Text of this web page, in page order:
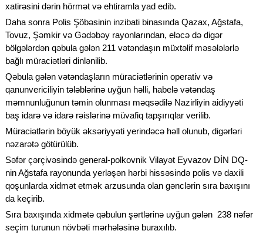
xatirəsini dərin hörmət və ehtiramla yad edib.
Daha sonra Polis Şöbəsinin inzibati binasında Qazax, Ağstafa,
Tovuz, Şəmkir və Gədəbəy rayonlarından, eləcə də digər
bölgələrdən qəbula gələn 211 vətəndaşın müxtəlif məsələlərlə
bağlı müraciətləri dinlənilib.
Qəbula gələn vətəndaşların müraciətlərinin operativ və
qanunvericiliyin tələblərinə uyğun həlli, habelə vətəndaş
məmnunluğunun təmin olunması məqsədilə Nazirliyin aidiyyəti
baş idarə və idarə rəislərinə müvafiq tapşırıqlar verilib.
Müraciətlərin böyük əksəriyyəti yerindəcə həll olunub, digərləri
nəzarətə götürülüb.
Səfər çərçivəsində general-polkovnik Vilayət Eyvazov DİN DQ-
nin Ağstafa rayonunda yerləşən hərbi hissəsində polis və daxili
qoşunlarda xidmət etmək arzusunda olan gənclərin sıra baxışını
da keçirib.
Sıra baxışında xidmətə qəbulun şərtlərinə uyğun gələn 238 nəfər
seçim turunun növbəti mərhələsinə buraxılıb.